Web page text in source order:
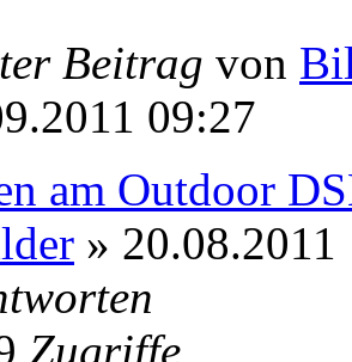
Beitrag von
09:27
am Outdoor
» 20.08.2011
Zugriffe